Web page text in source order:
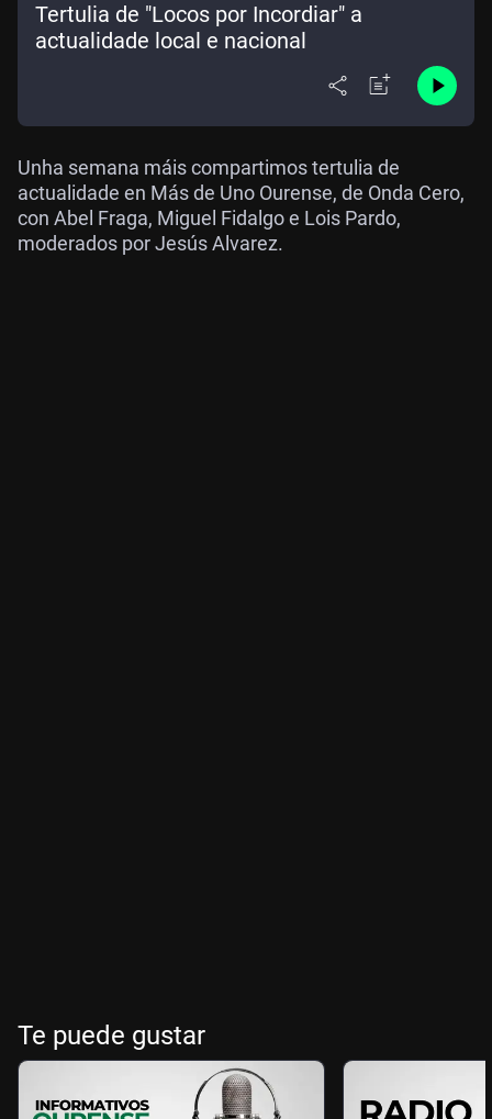
Tertulia de "Locos por Incordiar" a
actualidade local e nacional
Unha semana máis compartimos tertulia de
actualidade en Más de Uno Ourense, de Onda Cero,
con Abel Fraga, Miguel Fidalgo e Lois Pardo,
moderados por Jesús Alvarez.
Te puede gustar